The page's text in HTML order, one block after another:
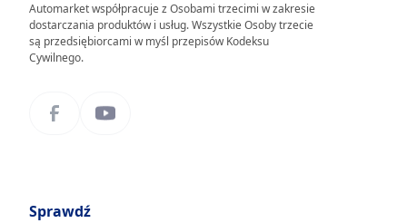
Automarket współpracuje z Osobami trzecimi w zakresie
dostarczania produktów i usług. Wszystkie Osoby trzecie
są przedsiębiorcami w myśl przepisów Kodeksu
Cywilnego.
Sprawdź